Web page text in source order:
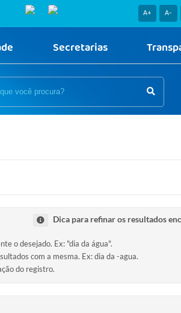
A+ A-
Secretarias
Dica para refinar os resultados
o desejado. Ex: "dia da água".
com a mesma. Ex: dia da -agua.
do registro.